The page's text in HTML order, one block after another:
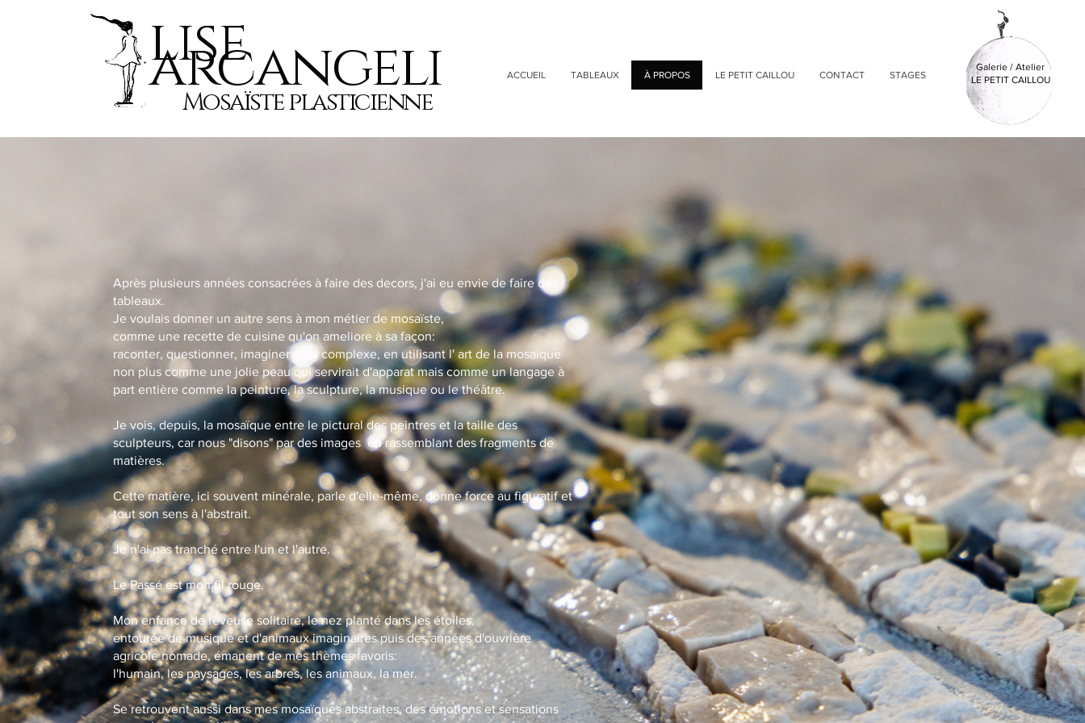
ACCUEIL TABLEAUX À PROPOS LE PETIT CAILLOU CONTACT STAGES
lise
arcangeli
Mosaïste plasticienne
Galerie / Atelier
LE PETIT CAILLOU
Après plusieurs années consacrées à faire des decors, j'ai eu envie de faire des
tableaux.
Je voulais donner un autre sens à mon métier de mosaïste,
comme une recette de cuisine qu'on ameliore à sa façon:
raconter, questionner, imaginer sans complexe, en utilisant l' art de la mosaïque
non plus comme une jolie peau qui servirait d'apparat mais comme un langage à
part entière comme la peinture, la sculpture, la musique ou le théâtre.
Je vois, depuis, la mosaïque entre le pictural des peintres et la taille des
sculpteurs, car nous "disons" par des images en rassemblant des fragments de
matières.
Cette matière, ici souvent minérale, parle d'elle-même, donne force au figuratif et
tout son sens à l'abstrait.
Je n'ai pas tranché entre l'un et l'autre.
Le Passé est mon fil rouge.
Mon enfance de rêveuse solitaire, le nez planté dans les étoiles,
entourée de musique et d'animaux imaginaires puis des années d'ouvrière
agricole nomade, émanent de mes thèmes favoris:
l'humain, les paysages, les arbres, les animaux, la mer.
Se retrouvent aussi dans mes mosaïques abstraites, des émotions et sensations